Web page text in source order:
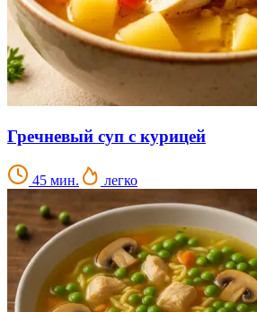
Гречневый суп с курицей
45 мин. легко